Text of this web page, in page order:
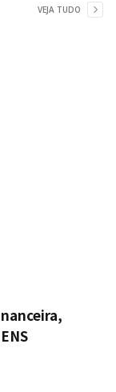
VEJA TUDO